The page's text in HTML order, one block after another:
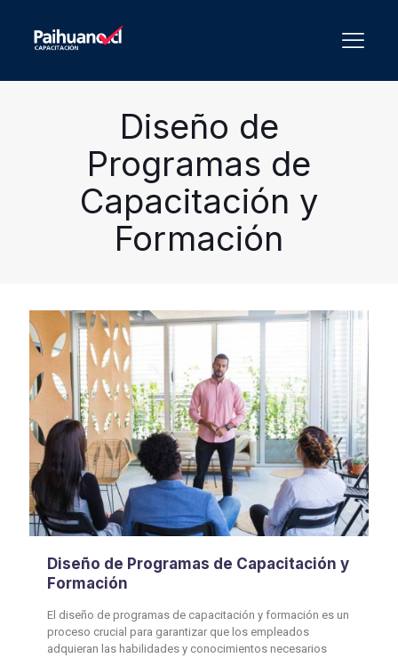
Diseño de
Programas de
Capacitación y
Formación
Diseño de Programas de Capacitación y
Formación
El diseño de programas de capacitación y formación es un
proceso crucial para garantizar que los empleados
adquieran las habilidades y conocimientos necesarios